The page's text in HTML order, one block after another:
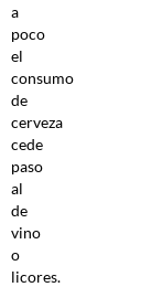
a
poco
el
consumo
de
cerveza
cede
paso
al
de
vino
o
licores.